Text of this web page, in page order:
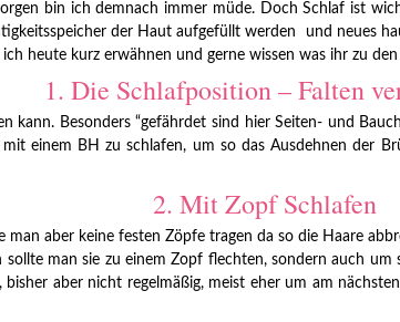
bin ich demnach immer müde. Doch Schlaf ist
der Haut aufgefüllt werden und neues
heute kurz erwähnen und gerne wissen was ihr zu
1. Die Schlafposition – Falten
kann. Besonders “gefährdet sind hier Seiten- und
einem BH zu schlafen, um so das Ausdehnen der
2. Mit Zopf Schlafen
aber keine festen Zöpfe tragen da so die Haare
man sie zu einem Zopf flechten, sondern auch
aber nicht regelmäßig, meist eher um am